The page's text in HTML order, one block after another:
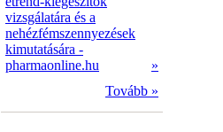
vizsgálatára és a
nehézfémszennyezések
kimutatására -
pharmaonline.hu
»
Tovább »